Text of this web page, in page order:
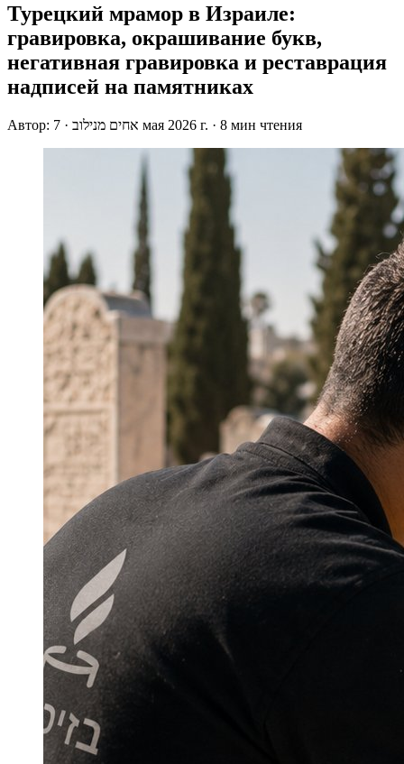
Турецкий мрамор в Израиле:
гравировка, окрашивание букв,
негативная гравировка и реставрация
надписей на памятниках
Автор: אחים מנילוב · 7 мая 2026 г. · 8 мин чтения